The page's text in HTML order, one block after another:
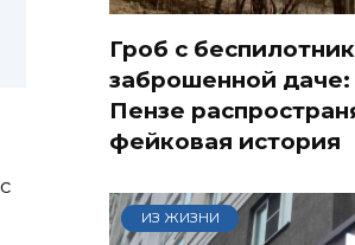
Гроб с
заброшенной даче:
Пензе
фейковая история
ИЗ ЖИЗНИ